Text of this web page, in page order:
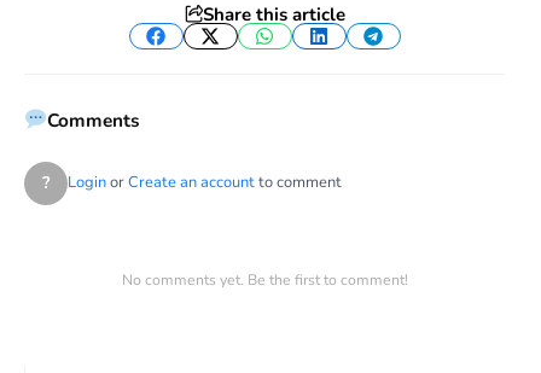
Share this article
Facebook
TwitterWhatsApp
LinkedInTelegram
Comments
? LoginorCreate an accountto comment
No comments yet. Be the first to comment!